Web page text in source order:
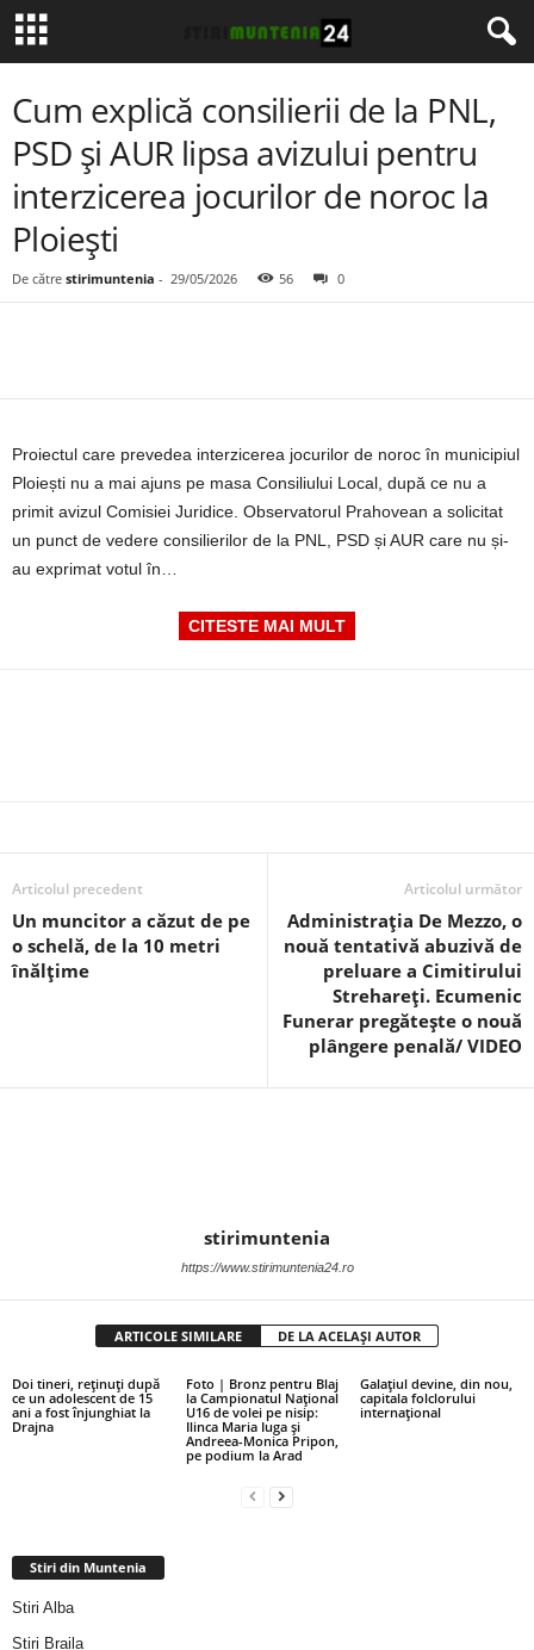
Cum explică consilierii de la PNL,
PSD și AUR lipsa avizului pentru
interzicerea jocurilor de noroc la
Ploiești
De către stirimuntenia - 29/05/2026 56 0
Proiectul care prevedea interzicerea jocurilor de noroc în municipiul
Ploiești nu a mai ajuns pe masa Consiliului Local, după ce nu a
primit avizul Comisiei Juridice. Observatorul Prahovean a solicitat
un punct de vedere consilierilor de la PNL, PSD și AUR care nu și-
au exprimat votul în…
CITESTE MAI MULT
Articolul precedent
Un muncitor a căzut de pe
o schelă, de la 10 metri
înălțime
Articolul următor
Administrația De Mezzo, o
nouă tentativă abuzivă de
preluare a Cimitirului
Strehareți. Ecumenic
Funerar pregătește o nouă
plângere penală/ VIDEO
stirimuntenia
https://www.stirimuntenia24.ro
ARTICOLE SIMILARE DE LA ACELAȘI AUTOR
Doi tineri, reținuți după
ce un adolescent de 15
ani a fost înjunghiat la
Drajna
Foto | Bronz pentru Blaj
la Campionatul Național
U16 de volei pe nisip:
Ilinca Maria Iuga și
Andreea-Monica Pripon,
pe podium la Arad
Galațiul devine, din nou,
capitala folclorului
internațional
Stiri din Muntenia
Stiri Alba
Stiri Braila